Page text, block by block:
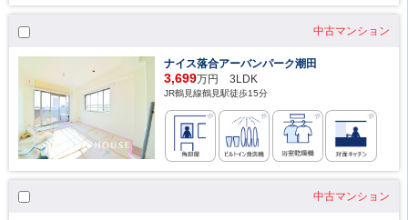
中古マンション
ナイス落合アーバンパーク潮田
3,699万円 3LDK
JR鶴見線鶴見駅徒歩15分
中古マンション